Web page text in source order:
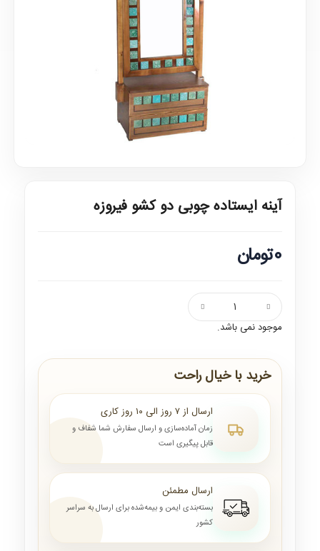
آینه ایستاده چوبی دو کشو فیروزه
0تومان
موجود نمی باشد.
خرید با خیال راحت
ارسال از ۷ روز الی ۱۰ روز کاری
زمان آماده‌سازی و ارسال سفارش شما شفاف و
قابل پیگیری است
ارسال مطمئن
بسته‌بندی ایمن و بیمه‌شده برای ارسال به سراسر
کشور